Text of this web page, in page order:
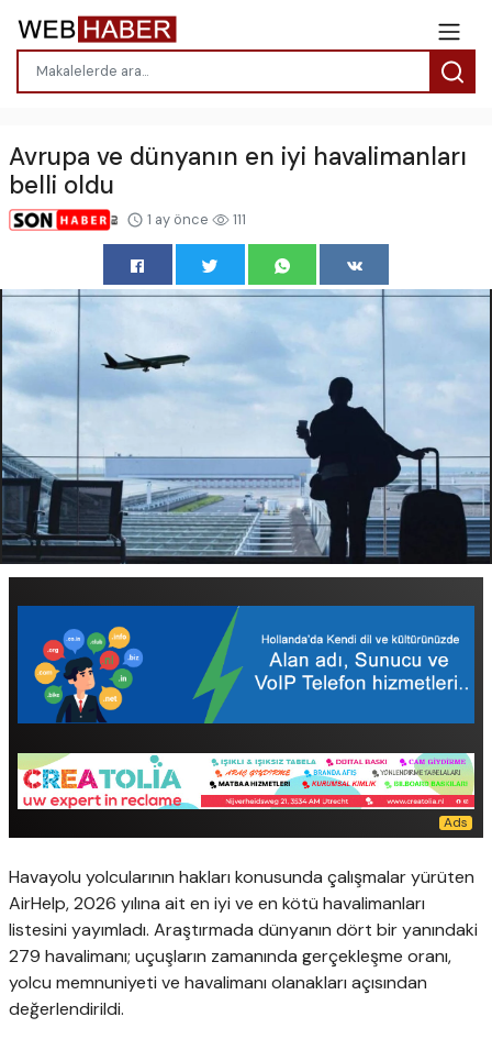
Avrupa ve dünyanın en iyi havalimanları
belli oldu
1 ay önce 111
Havayolu yolcularının hakları konusunda çalışmalar yürüten
AirHelp, 2026 yılına ait en iyi ve en kötü havalimanları
listesini yayımladı. Araştırmada dünyanın dört bir yanındaki
279 havalimanı; uçuşların zamanında gerçekleşme oranı,
yolcu memnuniyeti ve havalimanı olanakları açısından
değerlendirildi.